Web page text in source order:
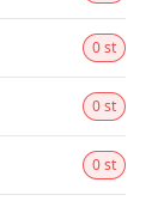
0 st
0 st
0 st